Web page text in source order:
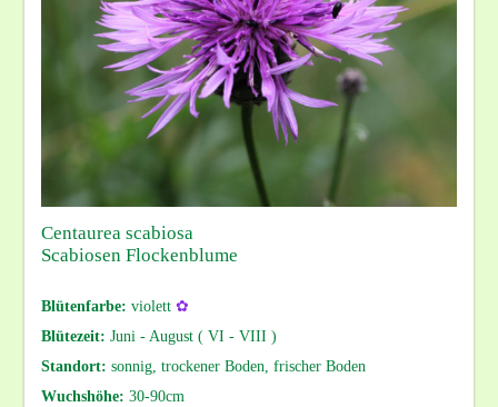
Centaurea scabiosa
Scabiosen Flockenblume
Blütenfarbe: violett ✿
Blütezeit: Juni - August ( VI - VIII )
Standort: sonnig, trockener Boden, frischer Boden
Wuchshöhe: 30-90cm